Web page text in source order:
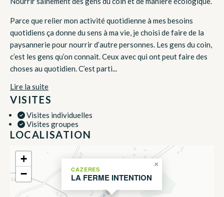
Parce que relier mon activité quotidienne à mes besoins
quotidiens ça donne du sens à ma vie, je choisi de faire de la
paysannerie pour nourrir d’autre personnes. Les gens du coin,
c’est les gens qu’on connait. Ceux avec qui ont peut faire des
choses au quotidien. C’est parti...
Lire la suite
VISITES
Visites individuelles
Visites groupes
LOCALISATION
CAZERES
LA FERME INTENTION
×
+
−